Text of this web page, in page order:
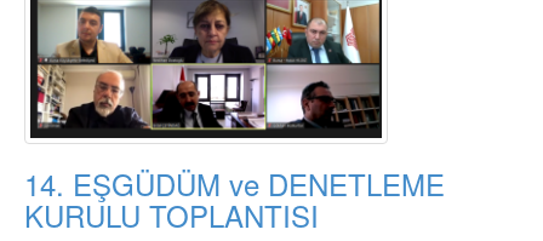
14. EŞGÜDÜM ve DENETLEME
KURULU TOPLANTISI